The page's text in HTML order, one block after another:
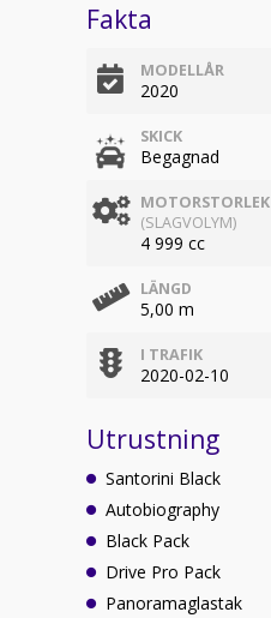
Fakta
MODELLÅR
2020
SKICK
Begagnad
MOTORSTORLEK
(SLAGVOLYM)
4 999 cc
LÄNGD
5,00 m
I TRAFIK
2020-02-10
Utrustning
Santorini Black
Autobiography
Black Pack
Drive Pro Pack
Panoramaglastak